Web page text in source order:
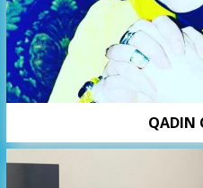
QADIN